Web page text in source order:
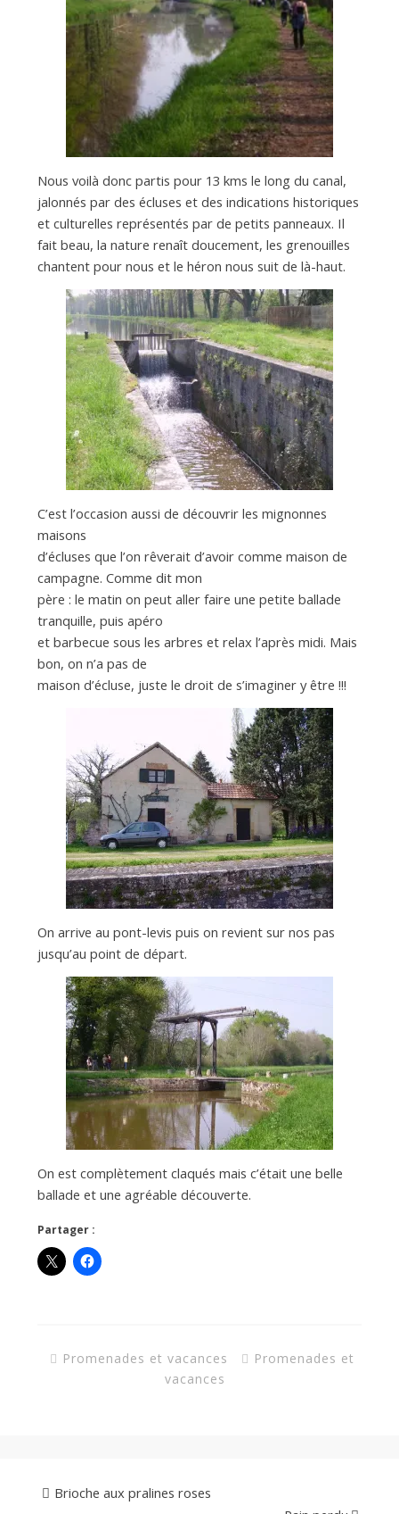
Nous voilà donc partis pour 13 kms le long du canal,
jalonnés par des écluses et des indications historiques
et culturelles représentés par de petits panneaux. Il
fait beau, la nature renaît doucement, les grenouilles
chantent pour nous et le héron nous suit de là-haut.
C’est l’occasion aussi de découvrir les mignonnes
maisons
d’écluses que l’on rêverait d’avoir comme maison de
campagne. Comme dit mon
père : le matin on peut aller faire une petite ballade
tranquille, puis apéro
et barbecue sous les arbres et relax l’après midi. Mais
bon, on n’a pas de
maison d’écluse, juste le droit de s’imaginer y être !!!
On arrive au pont-levis puis on revient sur nos pas
jusqu’au point de départ.
On est complètement claqués mais c’était une belle
ballade et une agréable découverte.
Partager :
Promenades et vacances
Promenades et
vacances
Brioche aux pralines roses